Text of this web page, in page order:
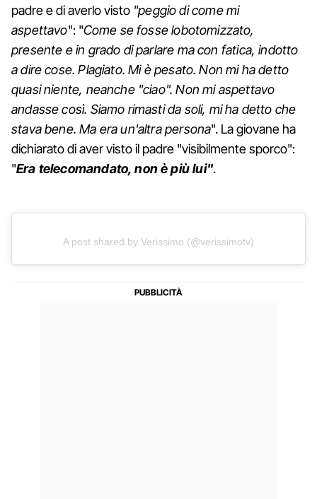
padre e di averlo visto "peggio di come mi
aspettavo": "Come se fosse lobotomizzato,
presente e in grado di parlare ma con fatica, indotto
a dire cose. Plagiato. Mi è pesato. Non mi ha detto
quasi niente, neanche "ciao". Non mi aspettavo
andasse così. Siamo rimasti da soli, mi ha detto che
stava bene. Ma era un'altra persona". La giovane ha
dichiarato di aver visto il padre "visibilmente sporco":
"Era telecomandato, non è più lui".
A post shared by Verissimo (@verissimotv)